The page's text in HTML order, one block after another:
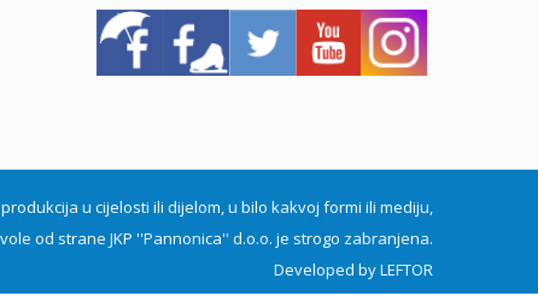
u cijelosti ili dijelom, u bilo kakvoj formi ili mediju,
od strane JKP ''Pannonica'' d.o.o. je strogo zabranjena.
Developed byLEFTOR